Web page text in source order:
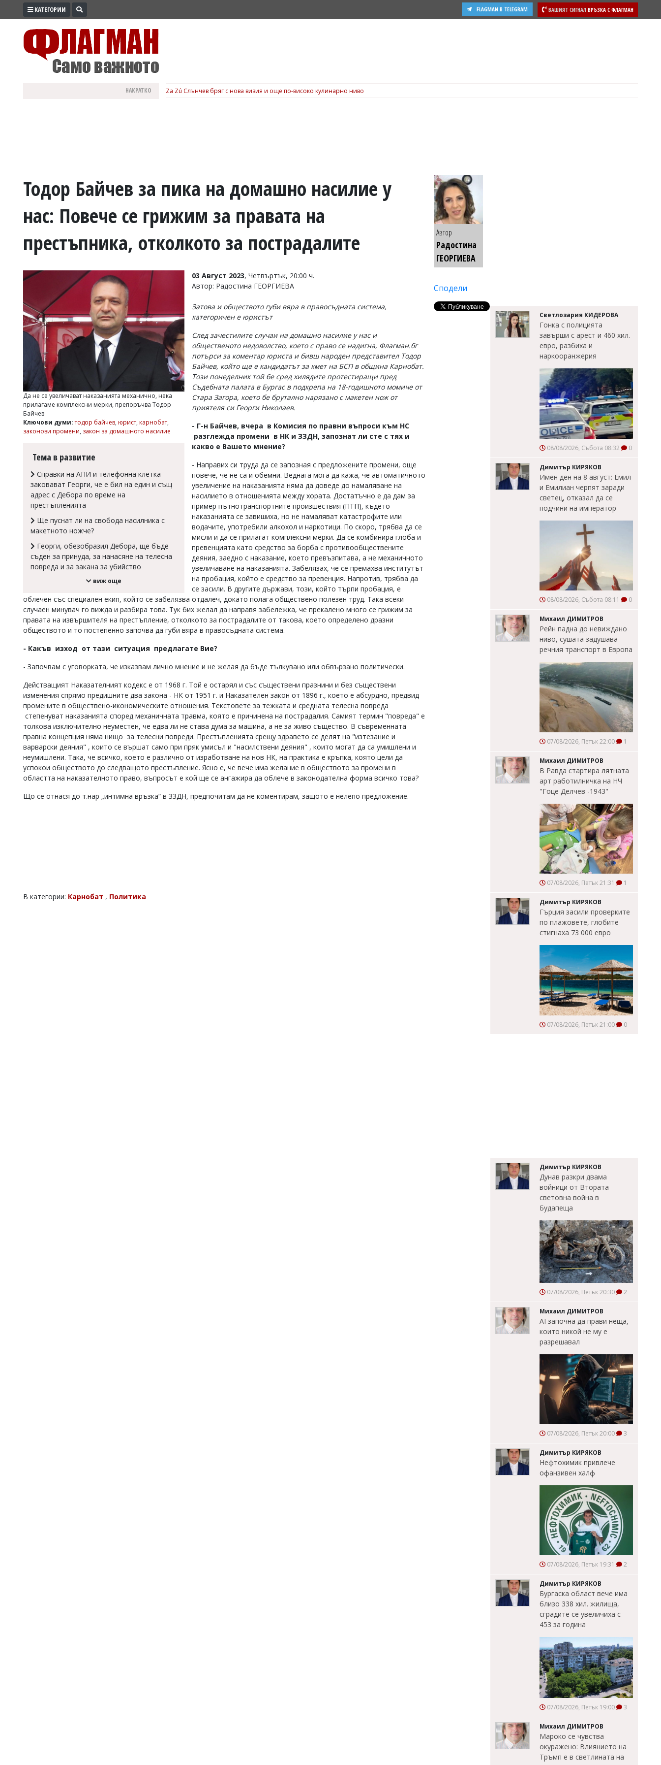
ПРОМО
ВОЙНАТА
УКРАЙНА
РАЗСЛЕДВАНЕ
БИЗНЕС
Управители:
Веселин
Василев,
v.vasilev@flagman.bg
k.kassabova@flagman.bg
Главен
редактор:
office@flagman.bg
въвеждат
читателите
редакцията
отговорност
коментар,
КАТЕГОРИИ ВАШИЯТ СИГНАЛ ВРЪЗКА С ФЛАГМАН
FLAGMAN В TELEGRAM
НАКРАТКО Za Zú Слънчев бряг с нова визия и още по-високо кулинарно ниво
Тодор Байчев за пика на домашно насилие у
нас: Повече се грижим за правата на
престъпника, отколкото за пострадалите
Да не се увеличават наказанията механично, нека
прилагаме комплексни мерки, препоръчва Тодор
Байчев
Ключови думи:тодор байчев, юрист, карнобат,
законови промени, закон за домашното насилие
Тема в развитие
Справки на АПИ и телефонна клетка
заковават Георги, че е бил на един и същ
адрес с Дебора по време на
престъпленията
Ще пуснат ли на свобода насилника с
макетното ножче?
Георги, обезобразил Дебора, ще бъде
съден за принуда, за нанасяне на телесна
повреда и за закана за убийство
виж още
03 Август 2023, Четвъртък, 20:00 ч.
Автор: Радостина ГЕОРГИЕВА
Затова и обществото губи вяра в правосъдната система,
категоричен е юристът
След зачестилите случаи на домашно насилие у нас и
общественото недоволство, което с право се надигна, Флагман.бг
потърси за коментар юриста и бивш народен представител Тодор
Байчев, който ще е кандидатът за кмет на БСП в община Карнобат.
Този понеделник той бе сред хилядите протестиращи пред
Съдебната палата в Бургас в подкрепа на 18-годишното момиче от
Стара Загора, което бе брутално нарязано с макетен нож от
приятеля си Георги Николаев.
- Г-н Байчев, вчера в Комисия по правни въпроси към НС
разглежда промени в НК и ЗЗДН, запознат ли сте с тях и
какво е Вашето мнение?
- Направих си труда да се запозная с предложените промени, още
повече, че не са и обемни. Веднага мога да кажа, че автоматичното
увеличение на наказанията няма да доведе до намаляване на
насилието в отношенията между хората. Достатъчно е да дам за
пример пътнотранспортните произшествия (ПТП), където
наказанията се завишиха, но не намаляват катастрофите или
водачите, употребили алкохол и наркотици. По скоро, трябва да се
мисли и да се прилагат комплексни мерки. Да се комбинира глоба и
превенцията като средство за борба с противообществените
деяния, заедно с наказание, което превъзпитава, а не механичното
увеличаване на наказанията. Забелязах, че се премахва институтът
на пробация, който е средство за превенция. Напротив, трябва да
се засили. В другите държави, този, който търпи пробация, е
облечен със специален екип, който се забелязва отдалеч, докато полага обществено полезен труд. Така всеки
случаен минувач го вижда и разбира това. Тук бих желал да направя забележка, че прекалено много се грижим за
правата на извършителя на престъпление, отколкото за пострадалите от такова, което определено дразни
обществото и то постепенно започва да губи вяра в правосъдната система.
- Какъв изход от тази ситуация предлагате Вие?
- Започвам с уговорката, че изказвам лично мнение и не желая да бъде тълкувано или обвързано политически.
Действащият Наказателният кодекс е от 1968 г. Той е остарял и със съществени празнини и без съществени
изменения спрямо предишните два закона - НК от 1951 г. и Наказателен закон от 1896 г., което е абсурдно, предвид
промените в обществено-икономическите отношения. Текстовете за тежката и средната телесна повреда
степенуват наказанията според механичната травма, която е причинена на пострадалия. Самият термин "повреда" е
толкова изключително неуместен, че едва ли не става дума за машина, а не за живо същество. В съвременната
правна концепция няма нищо за телесни повреди. Престъпленията срещу здравето се делят на "изтезание и
варварски деяния" , които се вършат само при пряк умисъл и "насилствени деяния" , които могат да са умишлени и
неумишлени. Така, че всичко, което е различно от изработване на нов НК, на практика е кръпка, която цели да
успокои обществото до следващото престъпление. Ясно е, че вече има желание в обществото за промени в
областта на наказателното право, въпросът е кой ще се ангажира да облече в законодателна форма всичко това?
Що се отнася до т.нар „интимна връзка“ в ЗЗДН, предпочитам да не коментирам, защото е нелепо предложение.
В категории: Карнобат , Политика
Автор
Радостина
ГЕОРГИЕВА
Сподели
Светлозария КИДЕРОВА
Гонка с полицията
завърши с арест и 460 хил.
евро, разбиха и
наркооранжерия
08/08/2026, Събота 08:32 0
Димитър КИРЯКОВ
Имен ден на 8 август: Емил
и Емилиан черпят заради
светец, отказал да се
подчини на император
08/08/2026, Събота 08:11 0
Михаил ДИМИТРОВ
Рейн падна до невиждано
ниво, сушата задушава
речния транспорт в Европа
07/08/2026, Петък 22:00 1
Михаил ДИМИТРОВ
В Равда стартира лятната
арт работилничка на НЧ
"Гоце Делчев -1943"
07/08/2026, Петък 21:31 1
Димитър КИРЯКОВ
Гърция засили проверките
по плажовете, глобите
стигнаха 73 000 евро
07/08/2026, Петък 21:00 0
Димитър КИРЯКОВ
Дунав разкри двама
войници от Втората
световна война в
Будапеща
07/08/2026, Петък 20:30 2
Михаил ДИМИТРОВ
AI започна да прави неща,
които никой не му е
разрешавал
07/08/2026, Петък 20:00 3
Димитър КИРЯКОВ
Нефтохимик привлече
офанзивен халф
07/08/2026, Петък 19:31 2
Димитър КИРЯКОВ
Бургаска област вече има
близо 338 хил. жилища,
сградите се увеличиха с
453 за година
07/08/2026, Петък 19:00 3
Михаил ДИМИТРОВ
Мароко се чувства
окуражено: Влиянието на
Тръмп е в светлината на